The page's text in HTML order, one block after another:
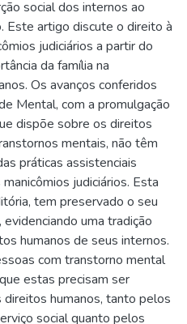
social dos internos ao
Este artigo discute o direito à
judiciários a partir do
da família na
Os avanços conferidos
Mental, com a promulgação
dispõe sobre os direitos
mentais, não têm
práticas assistenciais
judiciários. Esta
tem preservado o seu
uma tradição
humanos de seus internos.
com transtorno mental
estas precisam ser
humanos, tanto pelos
social quanto pelos